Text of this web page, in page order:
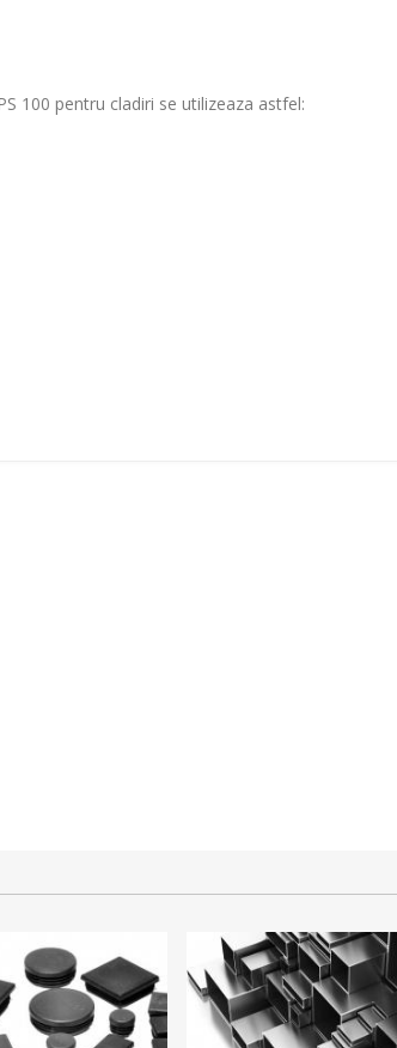
100 pentru cladiri se utilizeaza astfel: